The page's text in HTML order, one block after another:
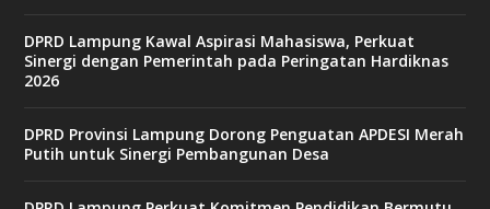
DPRD Lampung Kawal Aspirasi Mahasiswa, Perkuat
Sinergi dengan Pemerintah pada Peringatan Hardiknas
2026
DPRD Provinsi Lampung Dorong Penguatan APDESI Merah
Putih untuk Sinergi Pembangunan Desa